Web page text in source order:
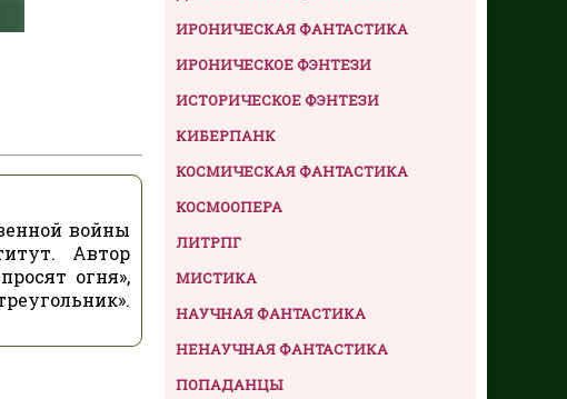
войны
Автор
огня»,
ИРОНИЧЕСКАЯ ФАНТАСТИКА
ИРОНИЧЕСКОЕ ФЭНТЕЗИ
ИСТОРИЧЕСКОЕ ФЭНТЕЗИ
КИБЕРПАНК
КОСМИЧЕСКАЯ ФАНТАСТИКА
КОСМООПЕРА
ЛИТРПГ
МИСТИКА
НАУЧНАЯ ФАНТАСТИКА
НЕНАУЧНАЯ ФАНТАСТИКА
ПОПАДАНЦЫ